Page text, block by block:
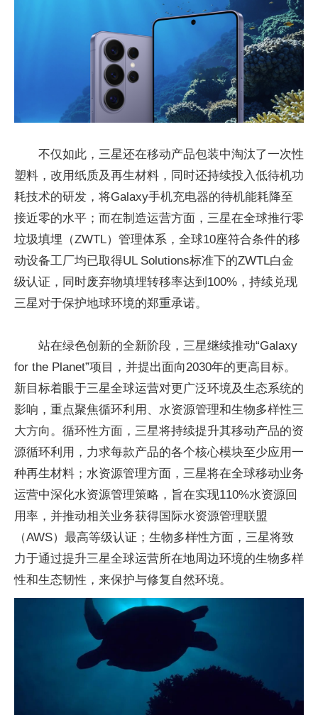
不仅如此，三星还在移动产品包装中淘汰了一次性
塑料，改用纸质及再生材料，同时还持续投入低待机功
耗技术的研发，将Galaxy手机充电器的待机能耗降至
接近零的水平；而在制造运营方面，三星在全球推行零
垃圾填埋（ZWTL）管理体系，全球10座符合条件的移
动设备工厂均已取得UL Solutions标准下的ZWTL白金
级认证，同时废弃物填埋转移率达到100%，持续兑现
三星对于保护地球环境的郑重承诺。
站在绿色创新的全新阶段，三星继续推动“Galaxy
for the Planet”项目，并提出面向2030年的更高目标。
新目标着眼于三星全球运营对更广泛环境及生态系统的
影响，重点聚焦循环利用、水资源管理和生物多样性三
大方向。循环性方面，三星将持续提升其移动产品的资
源循环利用，力求每款产品的各个核心模块至少应用一
种再生材料；水资源管理方面，三星将在全球移动业务
运营中深化水资源管理策略，旨在实现110%水资源回
用率，并推动相关业务获得国际水资源管理联盟
（AWS）最高等级认证；生物多样性方面，三星将致
力于通过提升三星全球运营所在地周边环境的生物多样
性和生态韧性，来保护与修复自然环境。